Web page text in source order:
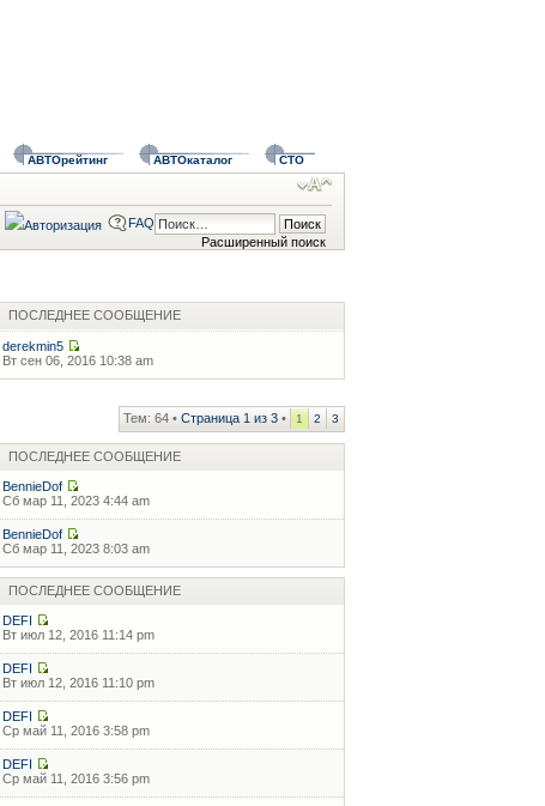
АВТОрейтинг АВТОкаталог СТО
Расширенный поиск
FAQ
ПОСЛЕДНЕЕ СООБЩЕНИЕ
derekmin5
Вт сен 06, 2016 10:38 am
Тем: 64 • Страница 1 из 3 • 1 2 3
ПОСЛЕДНЕЕ СООБЩЕНИЕ
BennieDof
Сб мар 11, 2023 4:44 am
BennieDof
Сб мар 11, 2023 8:03 am
ПОСЛЕДНЕЕ СООБЩЕНИЕ
DEFI
Вт июл 12, 2016 11:14 pm
DEFI
Вт июл 12, 2016 11:10 pm
DEFI
Ср май 11, 2016 3:58 pm
DEFI
Ср май 11, 2016 3:56 pm